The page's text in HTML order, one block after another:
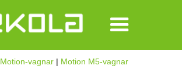
Motion-vagnar | Motion M5-vagnar